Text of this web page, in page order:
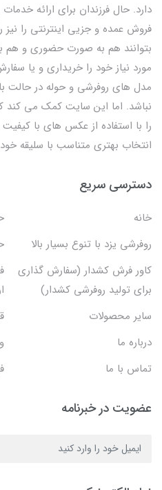
فروش عمده و جزیی اینترنتی را نیز
بتوانند هم به صورت حضوری و
مورد نیاز خود را خریداری و یا
مدل های روفرشی و حوله در حالت
نباشد. اما این سایت کمک می کند
را با استفاده از عکس های با
انتخاب بهتری متناسب با سلیقه
دسترسی سریع
خانه
روفرشی یزد با تنوع بسیار بالا
کاور فرش کشدار (سفارش گذاری
برای تولید روفرشی کشدار)
سایر محصولات
درباره ما
تماس با ما
عضویت در خبرنامه